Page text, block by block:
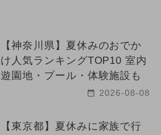
【神奈川県】夏休みのおでか
け人気ランキングTOP10 室内
遊園地・プール・体験施設も
2026-08-08
【東京都】夏休みに家族で行